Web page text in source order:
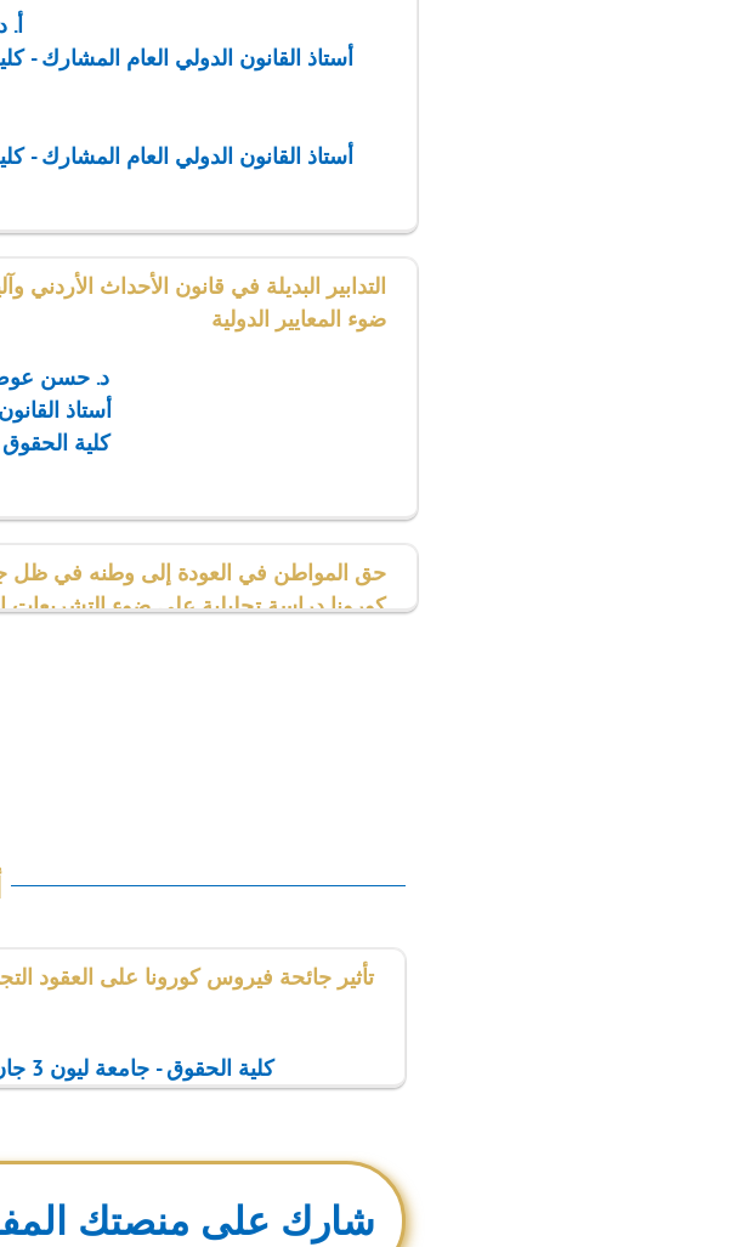
أ.
أستاذ القانون الدولي العام المشارك -
أستاذ القانون الدولي العام المشارك -
التدابير البديلة في قانون الأحداث الأردني
ضوء المعايير الدولية
د. حسن
أستاذ
كلية الحقوق
حق المواطن في العودة إلى وطنه في ظل
كورونا دراسة تحليلية على ضوء التشريعات
تأثير جائحة فيروس كورونا على العقود
كلية الحقوق - جامعة ليون 3 جان مولين - فرنسا
شارك على منصتك